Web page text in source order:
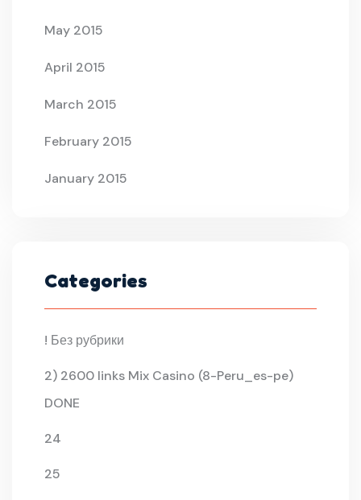
May 2015
April 2015
March 2015
February 2015
January 2015
Categories
! Без рубрики
2) 2600 links Mix Casino (8-Peru_es-pe)
DONE
24
25